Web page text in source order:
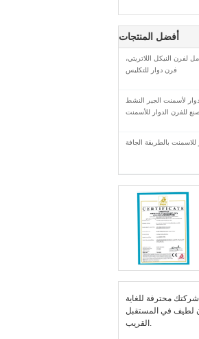
أفضل المنتجات
لفرن النيكل اللاتريتي،
فرن دوار للتكليس
لأسمنت الجير النشط
للفرن الدوار للأسمنت
للاسمنت بالطريقة الجافة
محترفة للغاية
لطيف في المستقبل
القريب.